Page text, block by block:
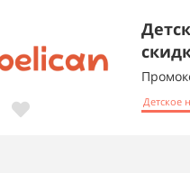
Детское